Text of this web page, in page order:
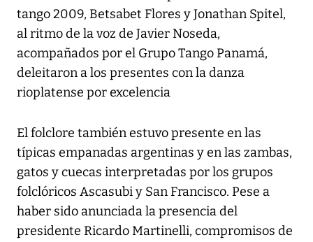
tango 2009, Betsabet Flores y Jonathan Spitel,
al ritmo de la voz de Javier Noseda,
acompañados por el Grupo Tango Panamá,
deleitaron a los presentes con la danza
rioplatense por excelencia
El folclore también estuvo presente en las
típicas empanadas argentinas y en las zambas,
gatos y cuecas interpretadas por los grupos
folclóricos Ascasubi y San Francisco. Pese a
haber sido anunciada la presencia del
presidente Ricardo Martinelli, compromisos de